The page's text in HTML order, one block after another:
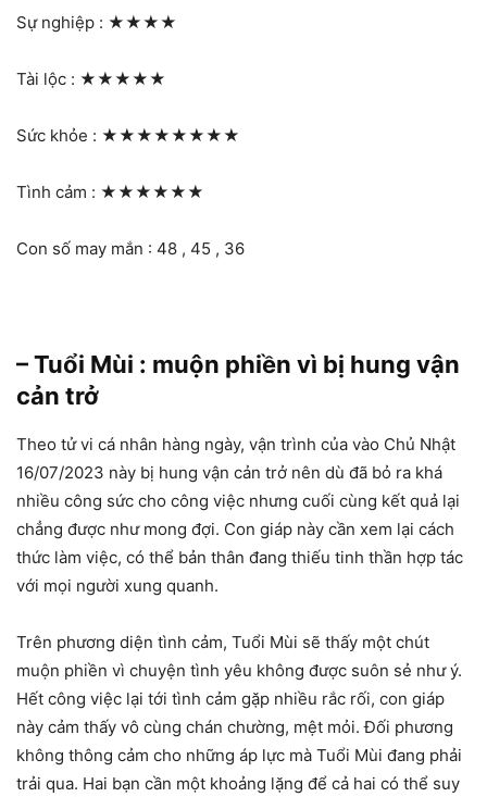
Sự nghiệp : ★★★★
Tài lộc : ★★★★★
Sức khỏe : ★★★★★★★★
Tình cảm : ★★★★★★
Con số may mắn : 48 , 45 , 36
– Tuổi Mùi : muộn phiền vì bị hung vận
cản trở
Theo tử vi cá nhân hàng ngày, vận trình của vào Chủ Nhật
16/07/2023 này bị hung vận cản trở nên dù đã bỏ ra khá
nhiều công sức cho công việc nhưng cuối cùng kết quả lại
chẳng được như mong đợi. Con giáp này cần xem lại cách
thức làm việc, có thể bản thân đang thiếu tinh thần hợp tác
với mọi người xung quanh.
Trên phương diện tình cảm, Tuổi Mùi sẽ thấy một chút
muộn phiền vì chuyện tình yêu không được suôn sẻ như ý.
Hết công việc lại tới tình cảm gặp nhiều rắc rối, con giáp
này cảm thấy vô cùng chán chường, mệt mỏi. Đối phương
không thông cảm cho những áp lực mà Tuổi Mùi đang phải
trải qua. Hai bạn cần một khoảng lặng để cả hai có thể suy